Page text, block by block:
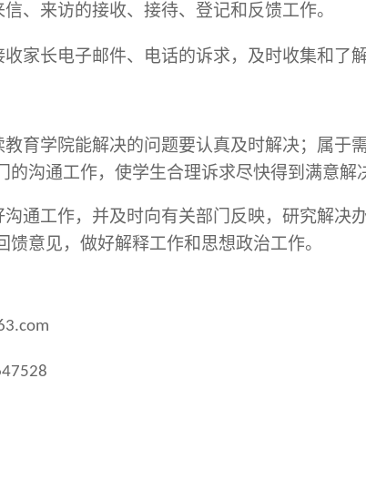
、来访的接收、接待、登记和反馈工作。
家长电子邮件、电话的诉求，及时收集和了解
育学院能解决的问题要认真及时解决；属于
沟通工作，使学生合理诉求尽快得到满意解
通工作，并及时向有关部门反映，研究解决
意见，做好解释工作和思想政治工作。